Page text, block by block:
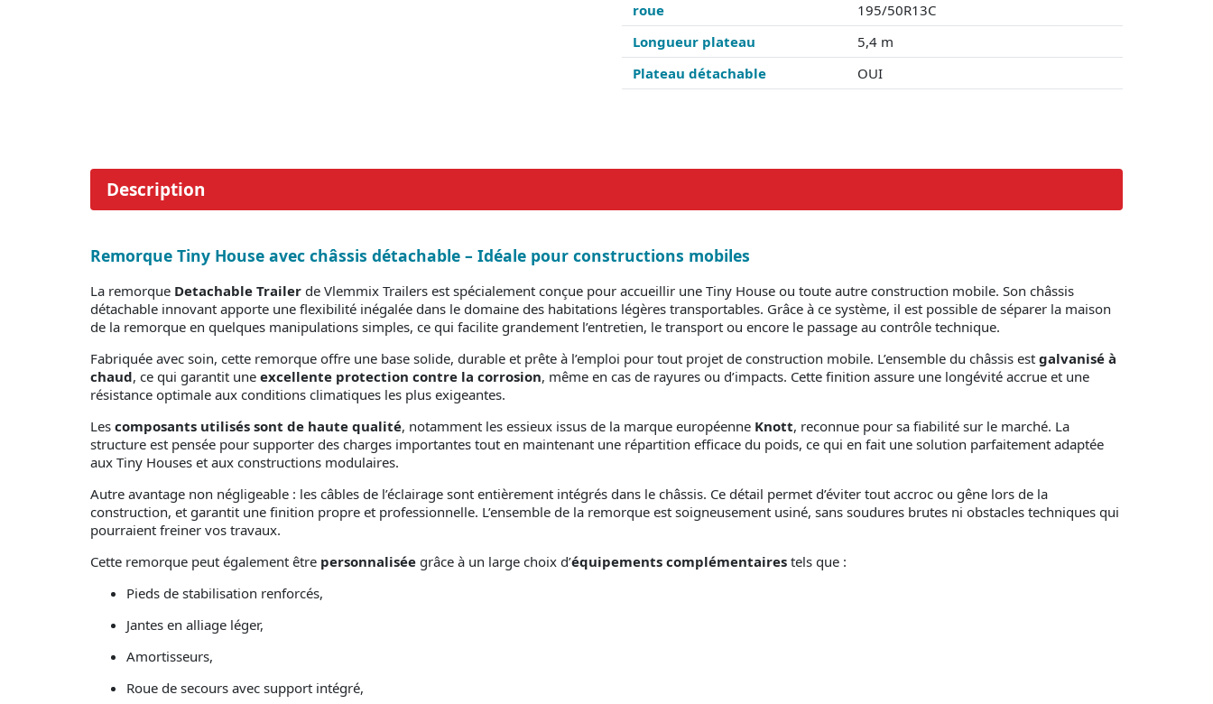
roue
195/50R13C
Longueur plateau
5,4 m
Plateau détachable
OUI
Description
Remorque Tiny House avec châssis détachable – Idéale pour constructions mobiles
La remorque Detachable Trailer de Vlemmix Trailers est spécialement conçue pour accueillir une Tiny House ou toute autre construction mobile. Son châssis
détachable innovant apporte une flexibilité inégalée dans le domaine des habitations légères transportables. Grâce à ce système, il est possible de séparer la maison
de la remorque en quelques manipulations simples, ce qui facilite grandement l’entretien, le transport ou encore le passage au contrôle technique.
Fabriquée avec soin, cette remorque offre une base solide, durable et prête à l’emploi pour tout projet de construction mobile. L’ensemble du châssis est galvanisé à
chaud, ce qui garantit une excellente protection contre la corrosion, même en cas de rayures ou d’impacts. Cette finition assure une longévité accrue et une
résistance optimale aux conditions climatiques les plus exigeantes.
Les composants utilisés sont de haute qualité, notamment les essieux issus de la marque européenne Knott, reconnue pour sa fiabilité sur le marché. La
structure est pensée pour supporter des charges importantes tout en maintenant une répartition efficace du poids, ce qui en fait une solution parfaitement adaptée
aux Tiny Houses et aux constructions modulaires.
Autre avantage non négligeable : les câbles de l’éclairage sont entièrement intégrés dans le châssis. Ce détail permet d’éviter tout accroc ou gêne lors de la
construction, et garantit une finition propre et professionnelle. L’ensemble de la remorque est soigneusement usiné, sans soudures brutes ni obstacles techniques qui
pourraient freiner vos travaux.
Cette remorque peut également être personnalisée grâce à un large choix d’équipements complémentaires tels que :
Pieds de stabilisation renforcés,
Jantes en alliage léger,
Amortisseurs,
Roue de secours avec support intégré,